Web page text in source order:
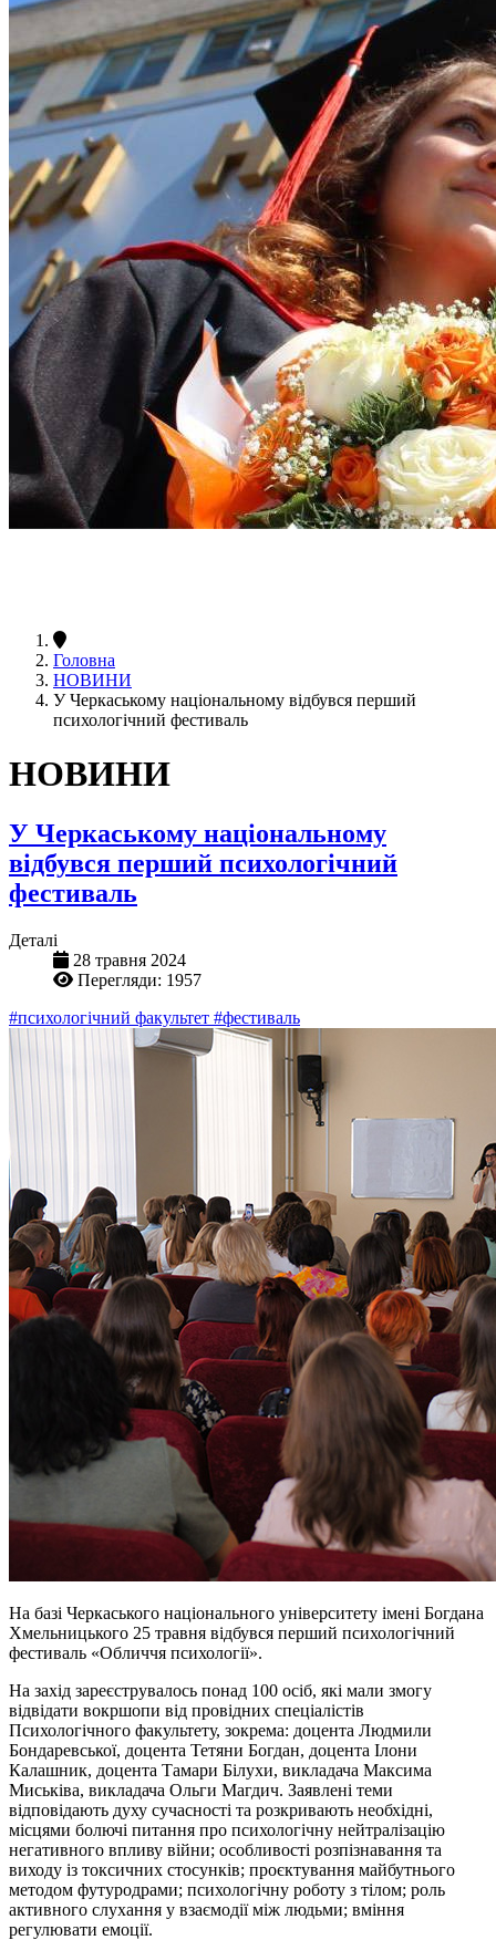
Головна
НОВИНИ
У Черкаському національному відбувся перший
психологічний фестиваль
НОВИНИ
У Черкаському національному
відбувся перший психологічний
фестиваль
Деталі
28 травня 2024
Перегляди: 1957
#психологічний факультет #фестиваль
На базі Черкаського національного університету імені Богдана
Хмельницького 25 травня відбувся перший психологічний
фестиваль «Обличчя психології».
На захід зареєструвалось понад 100 осіб, які мали змогу
відвідати вокршопи від провідних спеціалістів
Психологічного факультету, зокрема: доцента Людмили
Бондаревської, доцента Тетяни Богдан, доцента Ілони
Калашник, доцента Тамари Білухи, викладача Максима
Миськіва, викладача Ольги Магдич. Заявлені теми
відповідають духу сучасності та розкривають необхідні,
місцями болючі питання про психологічну нейтралізацію
негативного впливу війни; особливості розпізнавання та
виходу із токсичних стосунків; проєктування майбутнього
методом футуродрами; психологічну роботу з тілом; роль
активного слухання у взаємодії між людьми; вміння
регулювати емоції.